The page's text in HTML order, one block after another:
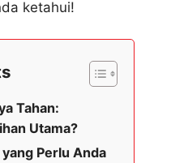
ketahui!
Tahan:
Utama?
Perlu Anda